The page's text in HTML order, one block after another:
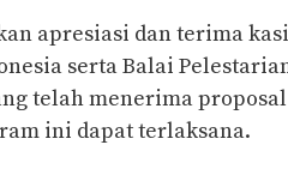
apresiasi dan terima
serta Balai
telah menerima
ini dapat terlaksana.